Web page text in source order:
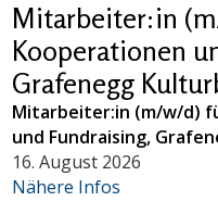
Mitarbeiter:in
Kooperationen
Grafenegg
Mitarbeiter:in (m/w/d)
und Fundraising,
16. August 2026
Nähere Infos